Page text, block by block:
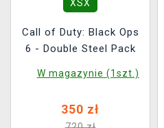
XSX
Call of Duty: Black Ops
6 - Double Steel Pack
W magazynie (1szt.)
350 zł